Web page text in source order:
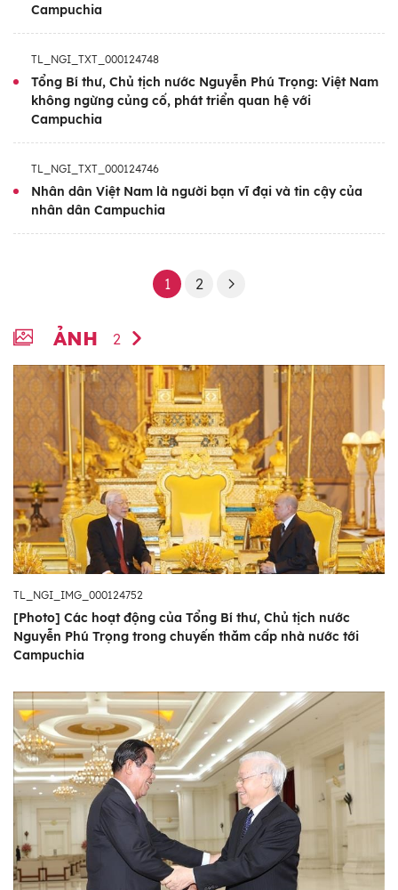
Campuchia
TL_NGI_TXT_000124748
Tổng Bí thư, Chủ tịch nước Nguyễn Phú Trọng: Việt Nam
không ngừng củng cố, phát triển quan hệ với
Campuchia
TL_NGI_TXT_000124746
Nhân dân Việt Nam là người bạn vĩ đại và tin cậy của
nhân dân Campuchia
1 2
ẢNH 2
TL_NGI_IMG_000124752
[Photo] Các hoạt động của Tổng Bí thư, Chủ tịch nước
Nguyễn Phú Trọng trong chuyến thăm cấp nhà nước tới
Campuchia